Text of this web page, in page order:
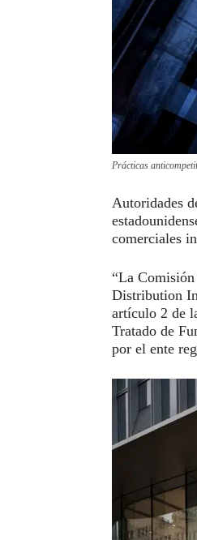
Prácticas
Autoridades
comerciales
“La
Distribution
artículo 2 de
Tratado de
por el ente